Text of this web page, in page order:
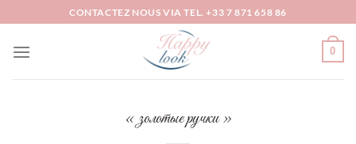
to
content
CONTACTEZ NOUS VIA TEL. +33 7 871 658 86
0
« золотые ручки »